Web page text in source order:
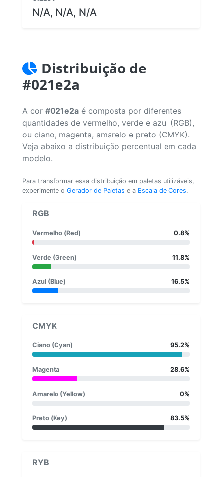
N/A, N/A, N/A
Distribuição de
#021e2a
A cor #021e2a é composta por diferentes
quantidades de vermelho, verde e azul (RGB),
ou ciano, magenta, amarelo e preto (CMYK).
Veja abaixo a distribuição percentual em cada
modelo.
Para transformar essa distribuição em paletas utilizáveis,
experimente o Gerador de Paletas e a Escala de Cores.
RGB
Vermelho (Red) 0.8%
Verde (Green) 11.8%
Azul (Blue) 16.5%
CMYK
Ciano (Cyan) 95.2%
Magenta 28.6%
Amarelo (Yellow) 0%
Preto (Key) 83.5%
RYB